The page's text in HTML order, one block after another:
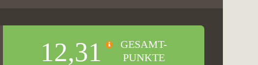
12,31
GESAMT-
PUNKTE